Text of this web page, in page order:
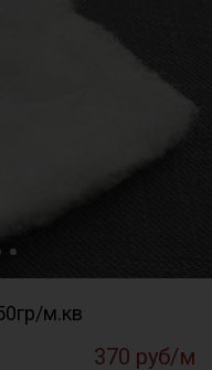
м.кв
370 руб/м